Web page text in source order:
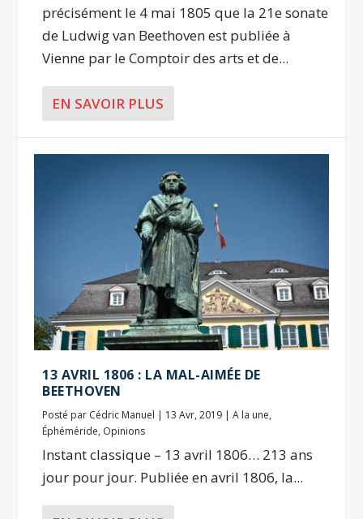
précisément le 4 mai 1805 que la 21e sonate
de Ludwig van Beethoven est publiée à
Vienne par le Comptoir des arts et de...
EN SAVOIR PLUS
13 AVRIL 1806 : LA MAL-AIMÉE DE
BEETHOVEN
Posté par Cédric Manuel | 13 Avr, 2019 |A la une,
Éphéméride, Opinions
Instant classique – 13 avril 1806… 213 ans
jour pour jour. Publiée en avril 1806, la...